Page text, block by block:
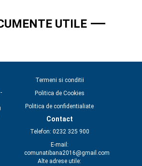
UTILE
Termeni si conditii
Politica de Cookies
Politica de confidentialiate
Contact
Telefon: 0232 325 900
E-mail:
comunatibana2016@gmail.com
Alte adrese utile: